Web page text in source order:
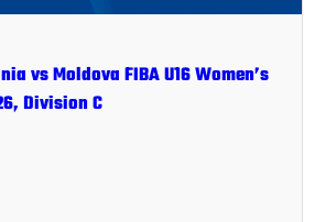
vs Moldova FIBA U16 Women’s
Division C